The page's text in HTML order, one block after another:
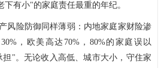
下有小"的家庭责任最重的年纪。
风险防御同样薄弱：内地家庭家财险渗
，欧美高达70%，80%的家庭误以
"。无论收入高低、城市大小，守住家